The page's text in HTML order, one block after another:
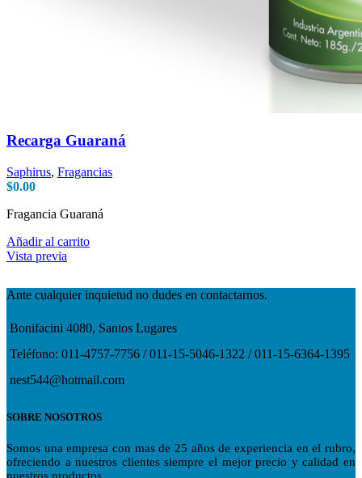
Recarga Guaraná
Saphirus, Fragancias
$0.00
Fragancia Guaraná
Añadir al carrito
Vista previa
Ante cualquier inquietud no dudes en contactarnos.
Bonifacini 4080, Santos Lugares
Teléfono: 011-4757-7756 / 011-15-5046-1322 / 011-15-6364-1395
nest544@hotmail.com
SOBRE NOSOTROS
Somos una empresa con mas de 25 años de experiencia en el rubro,
ofreciendo a nuestros clientes siempre el mejor precio y calidad en